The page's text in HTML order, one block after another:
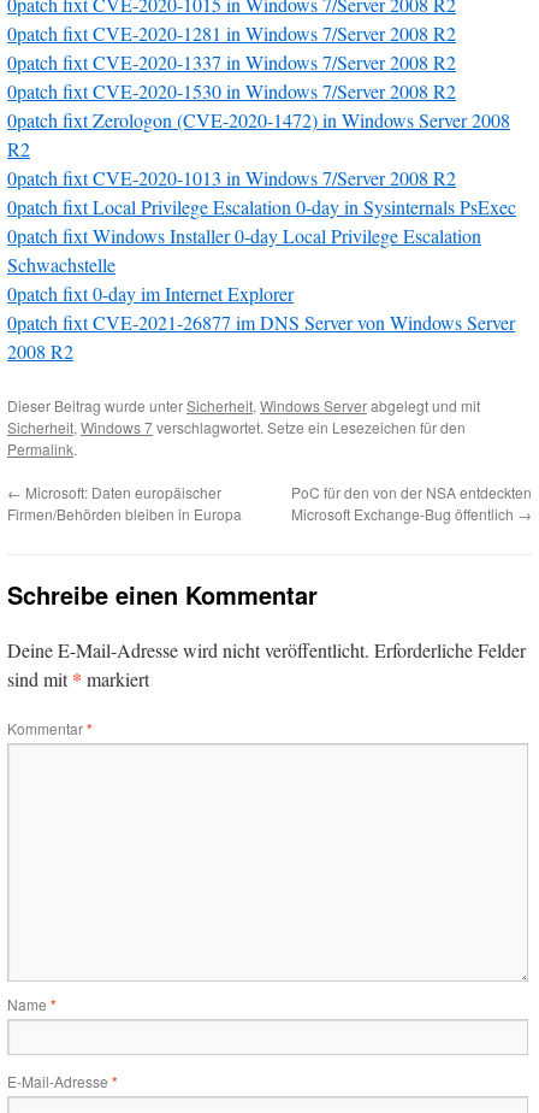
0patch fixt CVE-2020-1281 in Windows 7/Server 2008 R2
0patch fixt CVE-2020-1337 in Windows 7/Server 2008 R2
0patch fixt CVE-2020-1530 in Windows 7/Server 2008 R2
0patch fixt Zerologon (CVE-2020-1472) in Windows Server 2008
R2
0patch fixt CVE-2020-1013 in Windows 7/Server 2008 R2
0patch fixt Local Privilege Escalation 0-day in Sysinternals PsExec
0patch fixt Windows Installer 0-day Local Privilege Escalation
Schwachstelle
0patch fixt 0-day im Internet Explorer
0patch fixt CVE-2021-26877 im DNS Server von Windows Server
2008 R2
Dieser Beitrag wurde unterSicherheit, Windows Serverabgelegt und mit
Sicherheit, Windows 7verschlagwortet. Setze ein Lesezeichen für den
Permalink.
← Microsoft: Daten europäischer
Firmen/Behörden bleiben in Europa
PoC für den von der NSA entdeckten
Microsoft Exchange-Bug öffentlich →
Schreibe einen Kommentar
Deine E-Mail-Adresse wird nicht veröffentlicht. Erforderliche Felder
sind mit* markiert
Kommentar*
Name *
E-Mail-Adresse *